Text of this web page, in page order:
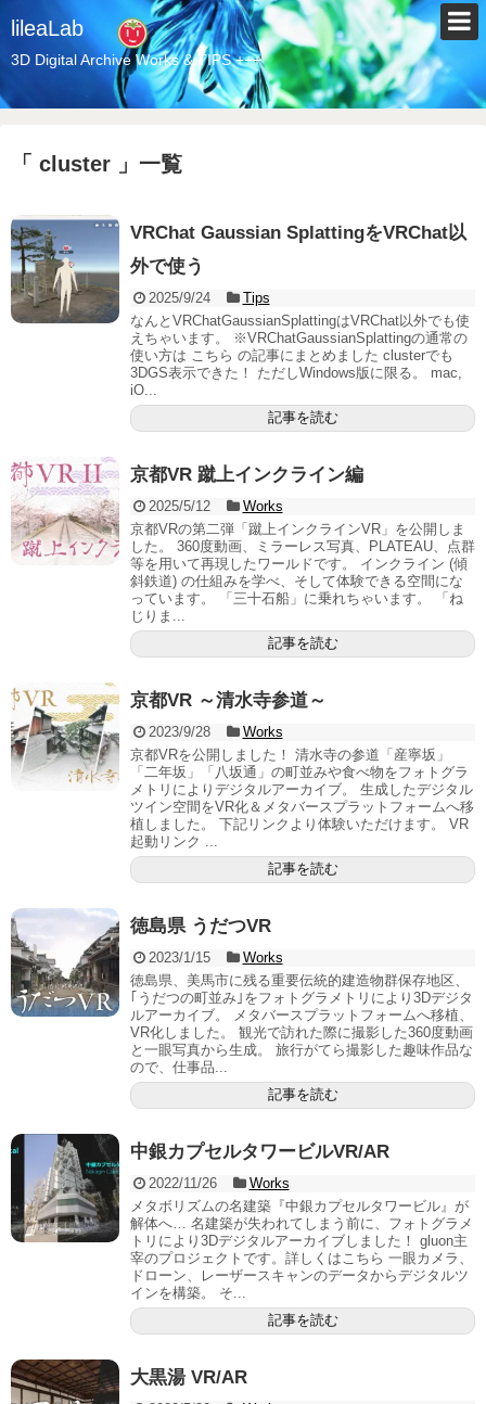
lileaLab
3D Digital Archive Works & TIPS +++
「 cluster 」一覧
VRChat Gaussian SplattingをVRChat以
外で使う
2025/9/24
Tips
なんとVRChatGaussianSplattingはVRChat以外でも使
えちゃいます。 ※VRChatGaussianSplattingの通常の
使い方は こちら の記事にまとめました clusterでも
3DGS表示できた！ ただしWindows版に限る。 mac,
iO...
記事を読む
京都VR 蹴上インクライン編
2025/5/12
Works
京都VRの第二弾「蹴上インクラインVR」を公開しま
した。 360度動画、ミラーレス写真、PLATEAU、点群
等を用いて再現したワールドです。 インクライン (傾
斜鉄道) の仕組みを学べ、そして体験できる空間にな
っています。 「三十石船」に乗れちゃいます。 「ね
じりま...
記事を読む
京都VR ～清水寺参道～
2023/9/28
Works
京都VRを公開しました！ 清水寺の参道「産寧坂」
「二年坂」「八坂通」の町並みや食べ物をフォトグラ
メトリによりデジタルアーカイブ。 生成したデジタル
ツイン空間をVR化＆メタバースプラットフォームへ移
植しました。 下記リンクより体験いただけます。 VR
起動リンク ...
記事を読む
徳島県 うだつVR
2023/1/15
Works
徳島県、美馬市に残る重要伝統的建造物群保存地区、
｢うだつの町並み｣をフォトグラメトリにより3Dデジタ
ルアーカイブ。 メタバースプラットフォームへ移植、
VR化しました。 観光で訪れた際に撮影した360度動画
と一眼写真から生成。 旅行がてら撮影した趣味作品な
ので、仕事品...
記事を読む
中銀カプセルタワービルVR/AR
2022/11/26
Works
メタボリズムの名建築『中銀カプセルタワービル』が
解体へ… 名建築が失われてしまう前に、フォトグラメ
トリにより3Dデジタルアーカイブしました！ gluon主
宰のプロジェクトです。詳しくはこちら 一眼カメラ、
ドローン、レーザースキャンのデータからデジタルツ
インを構築。 そ...
記事を読む
大黒湯 VR/AR